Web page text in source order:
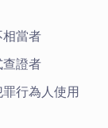
相當者
查證者
行為人使用